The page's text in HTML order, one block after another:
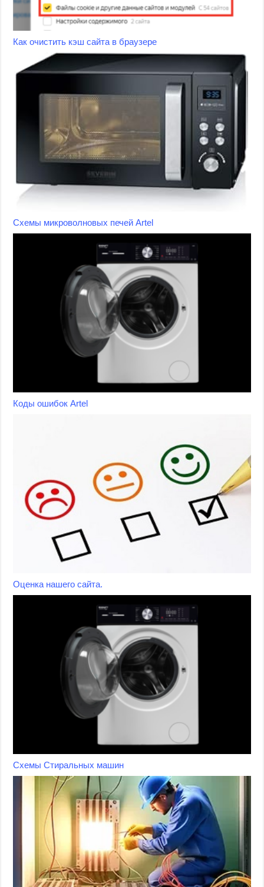
Как очистить кэш сайта в браузере
Схемы микроволновых печей Artel
Коды ошибок Artel
Оценка нашего сайта.
Схемы Стиральных машин